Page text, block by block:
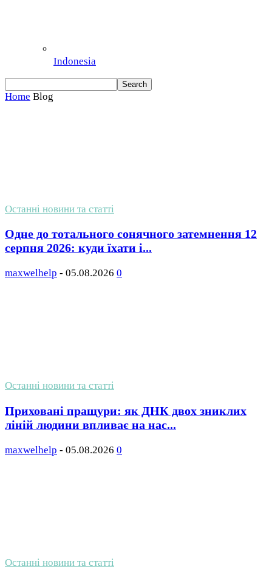
Indonesia
Home Blog
Останні новини та статті
Одне до тотального сонячного затемнення 12
серпня 2026: куди їхати і...
maxwelhelp - 05.08.2026 0
Останні новини та статті
Приховані пращури: як ДНК двох зниклих
ліній людини впливає на нас...
maxwelhelp - 05.08.2026 0
Останні новини та статті